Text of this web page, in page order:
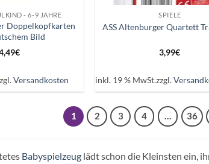
- 6-9 JAHRE
Doppelkopfkarten
Bild
€
Versandkosten
SPIELE
ASS Altenburger Quartett
3,99€
inkl. 19 % MwSt.zzgl.
1 2 3 4 … 36
Babyspielzeug lädt schon die Kleinsten ein,